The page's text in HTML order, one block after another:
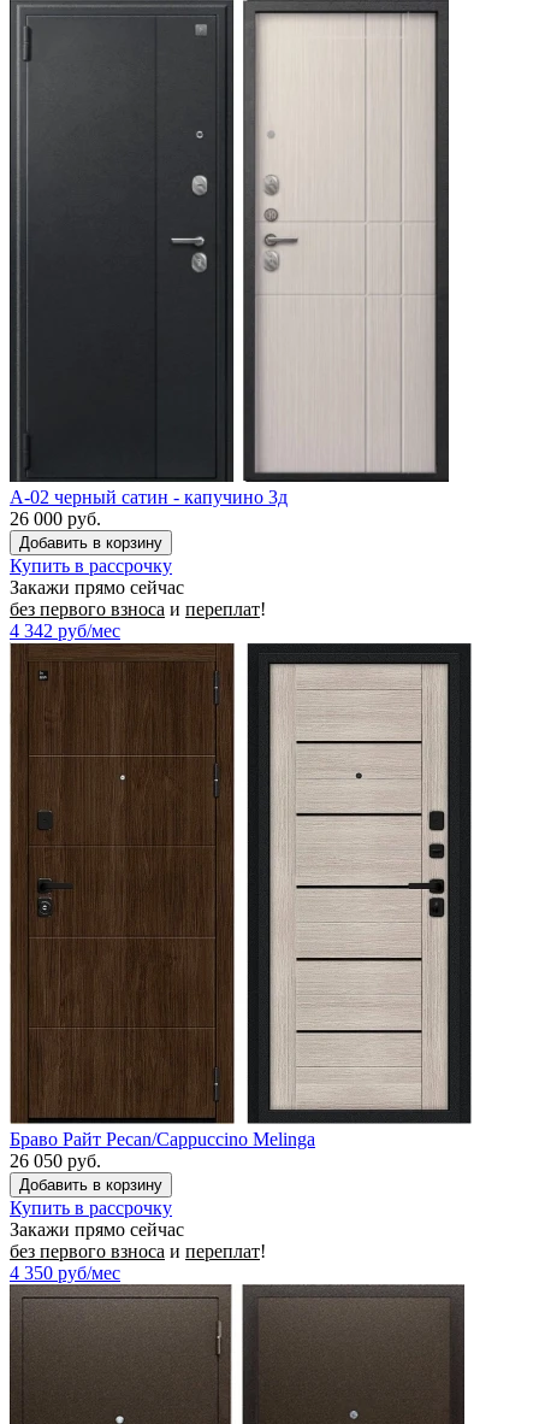
A-02 черный сатин - капучино 3д
26 000 руб.
Купить в рассрочку
Закажи прямо сейчас
без первого взноса и переплат!
4 342 руб/мес
Браво Райт Pecan/Cappuccino Melinga
26 050 руб.
Купить в рассрочку
Закажи прямо сейчас
без первого взноса и переплат!
4 350 руб/мес